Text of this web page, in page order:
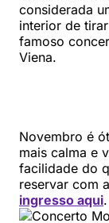
considerada
interior de
famoso
Viena.
Novembro é
mais calma e
facilidade do
reservar com
ingresso aqui.